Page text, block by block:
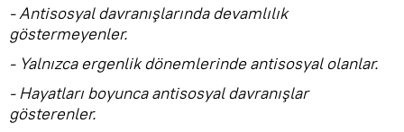
- Antisosyal davranışlarında devamlılık
göstermeyenler.
- Yalnızca ergenlik dönemlerinde antisosyal olanlar.
- Hayatları boyunca antisosyal davranışlar
gösterenler.